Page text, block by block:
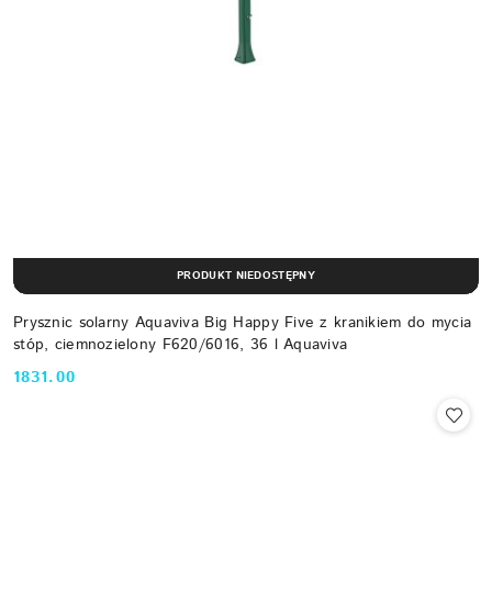
Prysznic solarny Aquaviva Big Happy Five z kranikiem do mycia
stóp, ciemnozielony F620/6016, 36 l Aquaviva
Cena:
1831.00
PRODUKT NIEDOSTĘPNY